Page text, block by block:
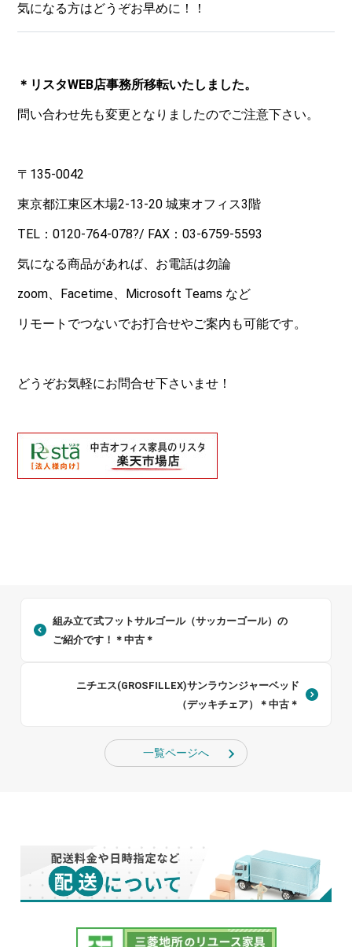
気になる方はどうぞお早めに！！
＊リスタWEB店事務所移転いたしました。
問い合わせ先も変更となりましたのでご注意下さい。
〒135-0042
東京都江東区木場2-13-20 城東オフィス3階
TEL：0120-764-078?/ FAX：03-6759-5593
気になる商品があれば、お電話は勿論
zoom、Facetime、Microsoft Teams など
リモートでつないでお打合せやご案内も可能です。
どうぞお気軽にお問合せ下さいませ！
組み立て式フットサルゴール（サッカーゴール）の
ご紹介です！＊中古＊
ニチエス(GROSFILLEX)サンラウンジャーベッド
（デッキチェア）＊中古＊
一覧ページへ